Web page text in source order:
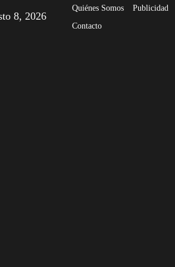
8, 2026
Quiénes Somos Publicidad
Contacto